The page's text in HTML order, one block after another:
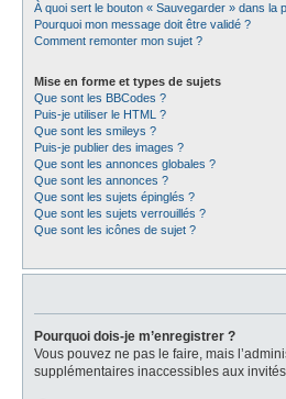
À quoi sert le bouton « Sauvegarder » dans la
Pourquoi mon message doit être validé ?
Comment remonter mon sujet ?
Mise en forme et types de sujets
Que sont les BBCodes ?
Puis-je utiliser le HTML ?
Que sont les smileys ?
Puis-je publier des images ?
Que sont les annonces globales ?
Que sont les annonces ?
Que sont les sujets épinglés ?
Que sont les sujets verrouillés ?
Que sont les icônes de sujet ?
Pourquoi dois-je m’enregistrer ?
Vous pouvez ne pas le faire, mais
supplémentaires inaccessibles aux